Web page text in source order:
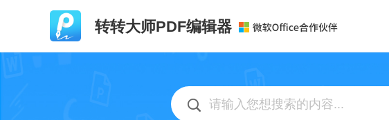
转转大师PDF编辑器